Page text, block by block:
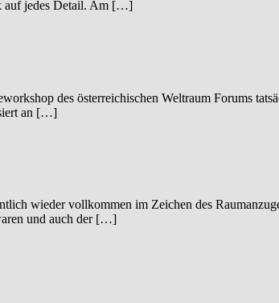
auf jedes Detail. Am […]
des österreichischen Weltraum Forums
an […]
wieder vollkommen im Zeichen des
und auch der […]